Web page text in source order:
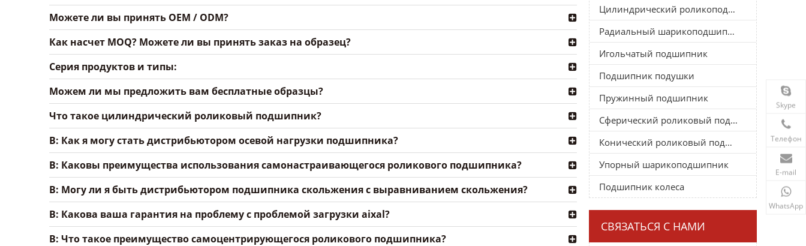
Можете ли вы принять OEM / ODM?
Как насчет MOQ? Можете ли вы принять заказ на образец?
Серия продуктов и типы:
Можем ли мы предложить вам бесплатные образцы?
Что такое цилиндрический роликовый подшипник?
В: Как я могу стать дистрибьютором осевой нагрузки подшипника?
В: Каковы преимущества использования самонастраивающегося роликового подшипника?
В: Могу ли я быть дистрибьютором подшипника скольжения с выравниванием скольжения?
В: Какова ваша гарантия на проблему с проблемой загрузки aixal?
В: Что такое преимущество самоцентрирующегося роликового подшипника?
Цилиндрический роликоподшипник
Радиальный шарикоподшипник
Игольчатый подшипник
Подшипник подушки
Пружинный подшипник
Сферический роликовый подшипник
Конический роликовый подшипник
Упорный шарикоподшипник
Подшипник колеса
СВЯЗАТЬСЯ С НАМИ
Skype
Телефон
E-mail
WhatsApp